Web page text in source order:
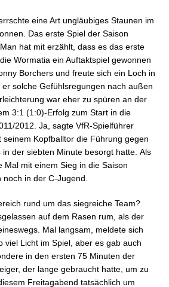
eine Art ungläubiges Staunen im
Das erste Spiel der Saison
hat mit erzählt, dass es das erste
Wormatia ein Auftaktspiel gewonnen
Borchers und freute sich ein Loch in
solche Gefühlsregungen nach außen
war eher zu spüren an der
3:1 (1:0)-Erfolg zum Start in die
2012. Ja, sagte VfR-Spielführer
seinem Kopfballtor die Führung gegen
der siebten Minute besorgt hatte. Als
Mal mit einem Sieg in die Saison
in der C-Jugend.
rund um das siegreiche Team?
auf dem Rasen rum, als der
Mal langsam, meldete sich
viel Licht im Spiel, aber es gab auch
in den ersten 75 Minuten der
der lange gebraucht hatte, um zu
Freitagabend tatsächlich um